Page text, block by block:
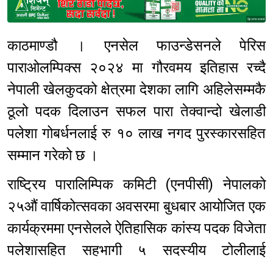
Sponsored
काठमाण्डौ । एनसेल फाउन्डेसनले पेरिस
पाराओलम्पिक्स २०२४ मा गौरवमय इतिहास रच्दै
नेपाली खेलकुदको क्षेत्रमा देशका लागि अहिलेसम्मकै
ठूलो पदक दिलाउन सफल पारा तेक्वान्दो खेलाडी
पलेशा गोबर्धनलाई रु १० लाख नगद पुरस्कारसहित
सम्मान गरेको छ ।
राष्ट्रिय पारालिम्पिक कमिटी (एनपीसी) नेपालको
२५औं वार्षिकोत्सवका अवसरमा बुधबार आयोजित एक
कार्यक्रममा एनसेलले ऐतिहासिक कांस्य पदक विजेता
पलेशासहित सहभागी ५ सदस्यीय टोलीलाई